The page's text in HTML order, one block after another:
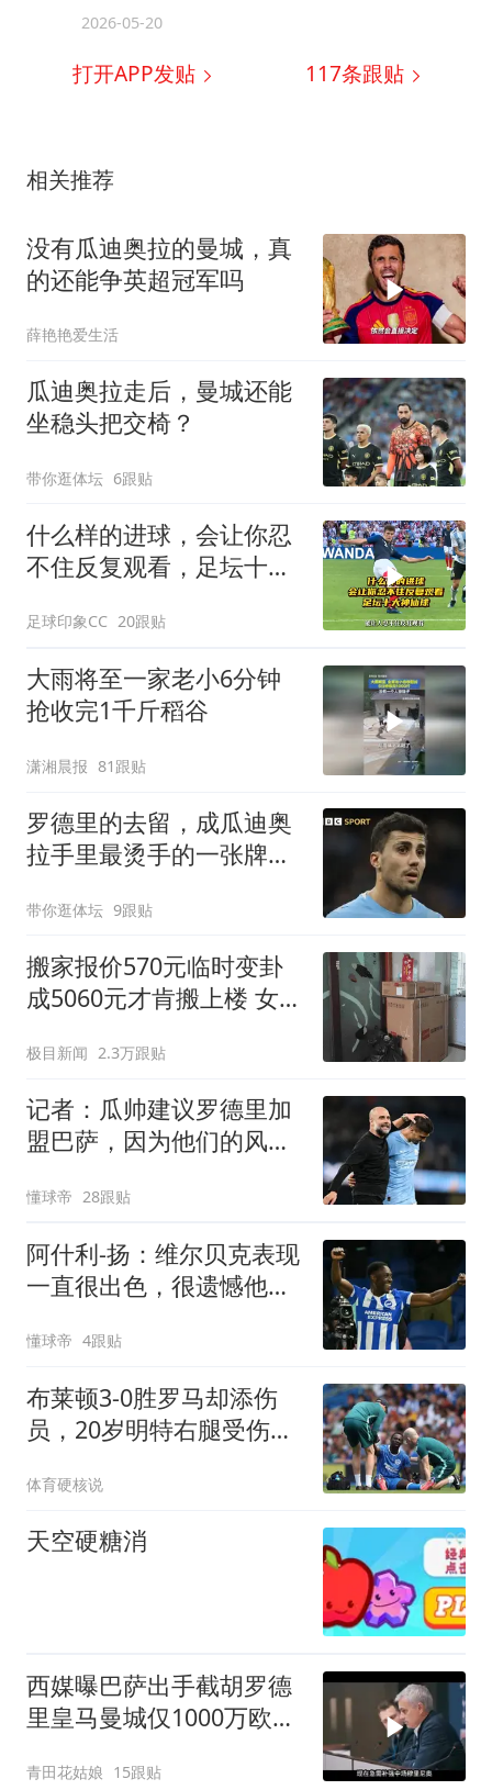
2026-05-20
打开APP发贴 117条跟贴
相关推荐
没有瓜迪奥拉的曼城，真
的还能争英超冠军吗
薛艳艳爱生活
瓜迪奥拉走后，曼城还能
坐稳头把交椅？
带你逛体坛 6跟贴
什么样的进球，会让你忍
不住反复观看，足坛十大
足球印象CC 20跟贴
大雨将至一家老小6分钟
抢收完1千斤稻谷
潇湘晨报 81跟贴
罗德里的去留，成瓜迪奥
拉手里最烫手的一张牌英
闻，向来是夏窗最抓眼球
的戏码
带你逛体坛 9跟贴
搬家报价570元临时变卦
成5060元才肯搬上楼 女子
极目新闻 2.3万跟贴
记者：瓜帅建议罗德里加
盟巴萨，因为他们的风格
懂球帝 28跟贴
阿什利-扬：维尔贝克表现
一直很出色，很遗憾他没
懂球帝 4跟贴
布莱顿3-0胜罗马却添伤
员，20岁明特右腿受伤将
体育硬核说
天空硬糖消
西媒曝巴萨出手截胡罗德
里皇马曼城仅1000万欧差
青田花姑娘 15跟贴